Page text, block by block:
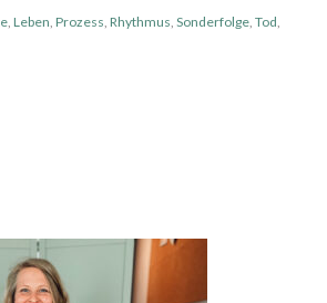
302 – 11 Dinge, die alle über
August 2026
, Leben, Prozess, Rhythmus, Sonderfolge, Tod,